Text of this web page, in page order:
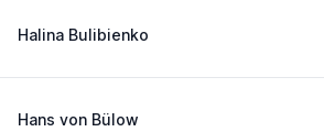
Halina Bulibienko
Hans von Bülow